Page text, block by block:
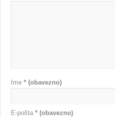
Ime* (obavezno)
E-pošta* (obavezno)